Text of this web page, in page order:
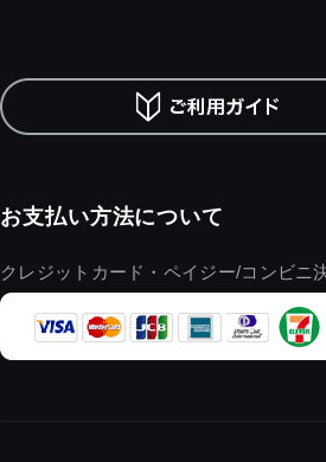
お支払い方法について
クレジットカード・ペイジー/コンビニ